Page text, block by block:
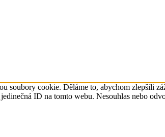
cookie. Děláme to, abychom zlepšili
ID na tomto webu. Nesouhlas nebo